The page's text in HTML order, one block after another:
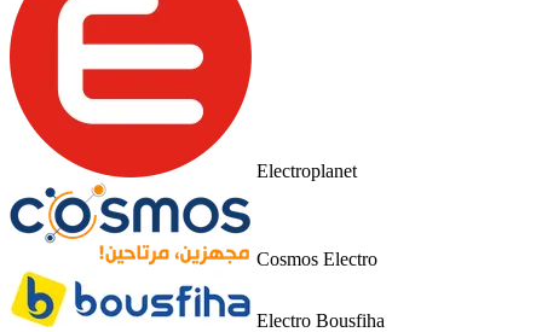
Electroplanet
Cosmos Electro
Electro Bousfiha